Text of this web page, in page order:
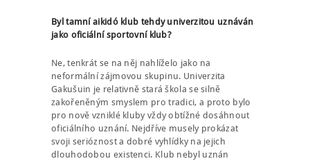
Byl tamní aikidó klub tehdy univerzitou uznáván
jako oficiální sportovní klub?
Ne, tenkrát se na něj nahlíželo jako na
neformální zájmovou skupinu. Univerzita
Gakušuin je relativně stará škola se silně
zakořeněným smyslem pro tradici, a proto bylo
pro nově vzniklé kluby vždy obtížné dosáhnout
oficiálního uznání. Nejdříve musely prokázat
svoji serióznost a dobré vyhlídky na jejich
dlouhodobou existenci. Klub nebyl uznán